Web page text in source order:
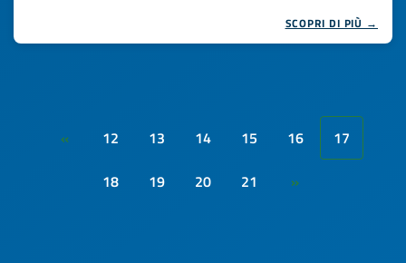
SCOPRI DI PIÙ →
« 12 13 14 15 16
17
18
19 20 21 »